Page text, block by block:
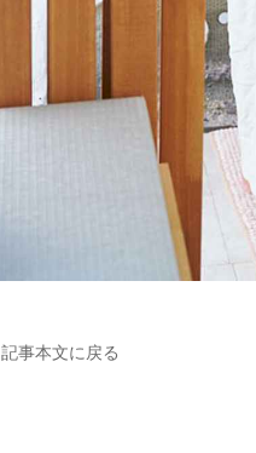
記事本文に戻る